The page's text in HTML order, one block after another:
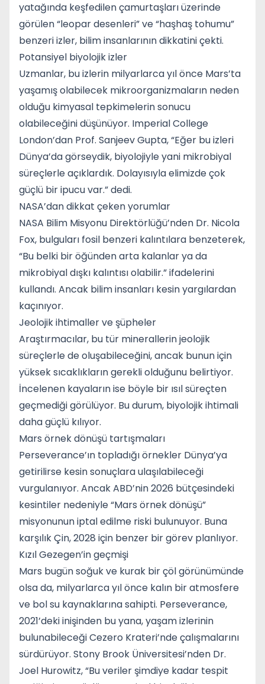
yatağında keşfedilen çamurtaşları üzerinde
görülen “leopar desenleri” ve “haşhaş tohumu”
benzeri izler, bilim insanlarının dikkatini çekti.
Potansiyel biyolojik izler
Uzmanlar, bu izlerin milyarlarca yıl önce Mars’ta
yaşamış olabilecek mikroorganizmaların neden
olduğu kimyasal tepkimelerin sonucu
olabileceğini düşünüyor. Imperial College
London’dan Prof. Sanjeev Gupta, “Eğer bu izleri
Dünya’da görseydik, biyolojiyle yani mikrobiyal
süreçlerle açıklardık. Dolayısıyla elimizde çok
güçlü bir ipucu var.” dedi.
NASA’dan dikkat çeken yorumlar
NASA Bilim Misyonu Direktörlüğü’nden Dr. Nicola
Fox, bulguları fosil benzeri kalıntılara benzeterek,
“Bu belki bir öğünden arta kalanlar ya da
mikrobiyal dışkı kalıntısı olabilir.” ifadelerini
kullandı. Ancak bilim insanları kesin yargılardan
kaçınıyor.
Jeolojik ihtimaller ve şüpheler
Araştırmacılar, bu tür minerallerin jeolojik
süreçlerle de oluşabileceğini, ancak bunun için
yüksek sıcaklıkların gerekli olduğunu belirtiyor.
İncelenen kayaların ise böyle bir ısıl süreçten
geçmediği görülüyor. Bu durum, biyolojik ihtimali
daha güçlü kılıyor.
Mars örnek dönüşü tartışmaları
Perseverance’ın topladığı örnekler Dünya’ya
getirilirse kesin sonuçlara ulaşılabileceği
vurgulanıyor. Ancak ABD’nin 2026 bütçesindeki
kesintiler nedeniyle “Mars örnek dönüşü”
misyonunun iptal edilme riski bulunuyor. Buna
karşılık Çin, 2028 için benzer bir görev planlıyor.
Kızıl Gezegen’in geçmişi
Mars bugün soğuk ve kurak bir çöl görünümünde
olsa da, milyarlarca yıl önce kalın bir atmosfere
ve bol su kaynaklarına sahipti. Perseverance,
2021’deki inişinden bu yana, yaşam izlerinin
bulunabileceği Cezero Krateri’nde çalışmalarını
sürdürüyor. Stony Brook Üniversitesi’nden Dr.
Joel Hurowitz, “Bu veriler şimdiye kadar tespit